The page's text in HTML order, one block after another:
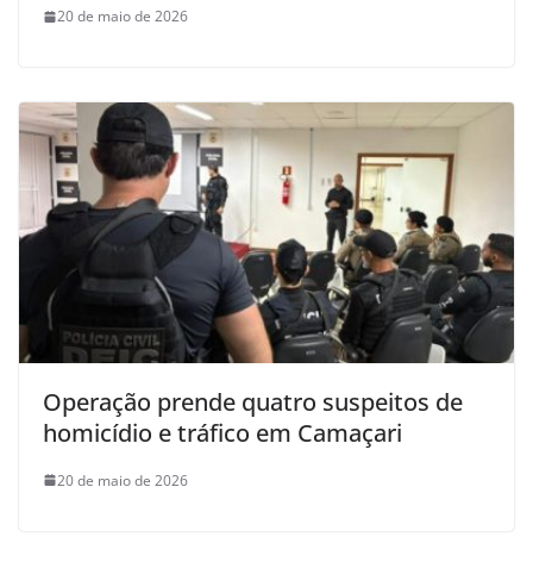
20 de maio de 2026
Operação prende quatro suspeitos de
homicídio e tráfico em Camaçari
20 de maio de 2026